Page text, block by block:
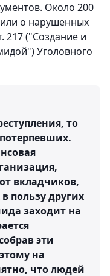
Около 200
о нарушенных
217 ("Создание и
Уголовного
то
потерпевших.
вкладчиков,
пользу других
заходит на
эти
на
что людей